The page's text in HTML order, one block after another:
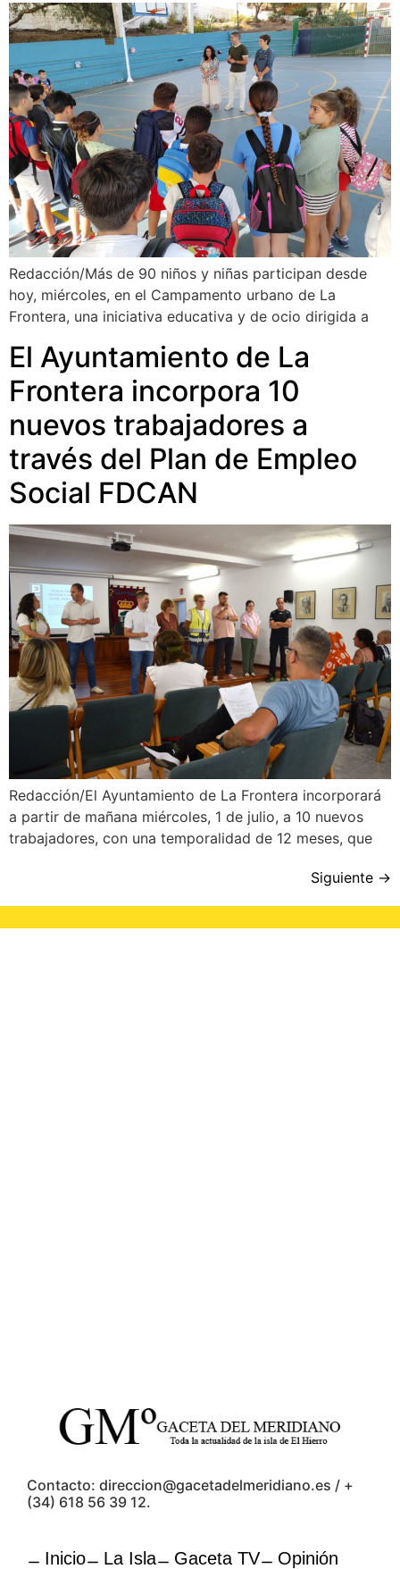
Redacción/Más de 90 niños y niñas participan desde
hoy, miércoles, en el Campamento urbano de La
Frontera, una iniciativa educativa y de ocio dirigida a
El Ayuntamiento de La
Frontera incorpora 10
nuevos trabajadores a
través del Plan de Empleo
Social FDCAN
Redacción/El Ayuntamiento de La Frontera incorporará
a partir de mañana miércoles, 1 de julio, a 10 nuevos
trabajadores, con una temporalidad de 12 meses, que
Siguiente →
Contacto: direccion@gacetadelmeridiano.es / +
(34) 618 56 39 12.
Inicio La Isla Gaceta TV
Opinión